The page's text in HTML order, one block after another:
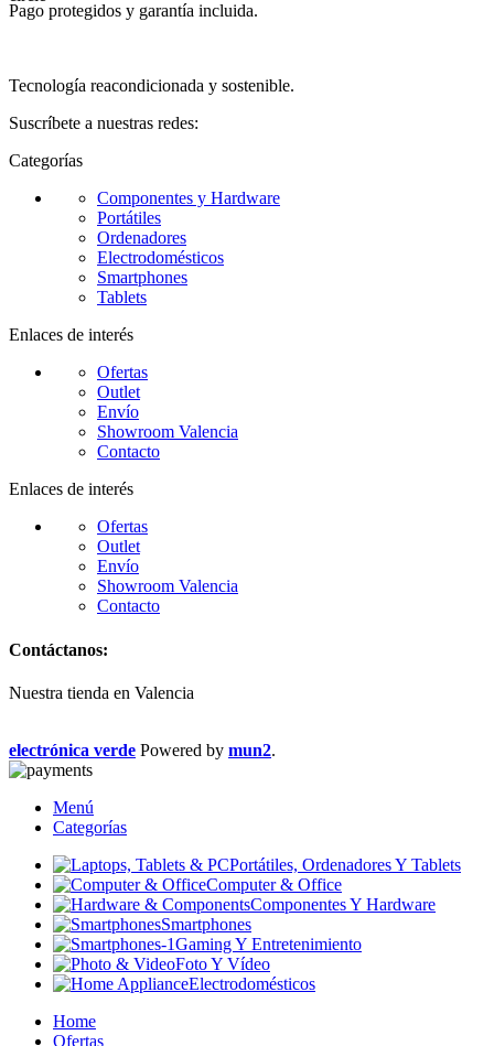
Pago protegidos y garantía incluida.
Tecnología reacondicionada y sostenible.
Suscríbete a nuestras redes:
Categorías
Componentes y Hardware
Portátiles
Ordenadores
Electrodomésticos
Smartphones
Tablets
Enlaces de interés
Ofertas
Outlet
Envío
Showroom Valencia
Contacto
Enlaces de interés
Ofertas
Outlet
Envío
Showroom Valencia
Contacto
Contáctanos:
Nuestra tienda en Valencia
electrónica verde Powered by mun2.
Menú
Categorías
Portátiles, Ordenadores Y Tablets
Computer & Office
Componentes Y Hardware
Smartphones
Gaming Y Entretenimiento
Foto Y Vídeo
Electrodomésticos
Home
Ofertas